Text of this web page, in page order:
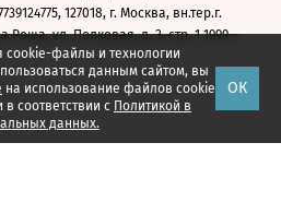
cookie-файлы и технологии
данным сайтом, вы
на использование файлов cookie
соответствии с Политикой в
данных.
ОК
127018, г. Москва, вн.тер.г.
Роща, ул. Полковая, д. 3, стр. 1 1999—